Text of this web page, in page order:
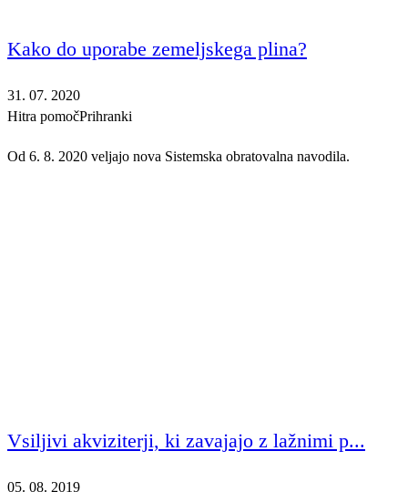
Kako do uporabe zemeljskega plina?
31. 07. 2020
Hitra pomočPrihranki
Od 6. 8. 2020 veljajo nova Sistemska obratovalna navodila.
Vsiljivi akviziterji, ki zavajajo z lažnimi p...
05. 08. 2019